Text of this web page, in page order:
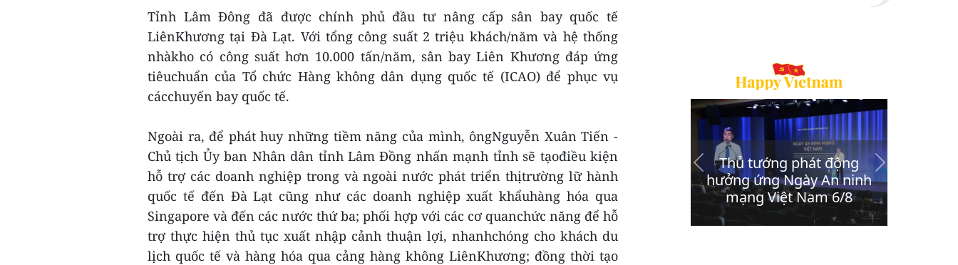
Tỉnh Lâm Đông đã được chính phủ đầu tư nâng cấp sân bay quốc tế
LiênKhương tại Đà Lạt. Với tổng công suất 2 triệu khách/năm và hệ thống
nhàkho có công suất hơn 10.000 tấn/năm, sân bay Liên Khương đáp ứng
tiêuchuẩn của Tổ chức Hàng không dân dụng quốc tế (ICAO) để phục vụ
cácchuyến bay quốc tế.
Ngoài ra, để phát huy những tiềm năng của mình, ôngNguyễn Xuân Tiến -
Chủ tịch Ủy ban Nhân dân tỉnh Lâm Đồng nhấn mạnh tỉnh sẽ tạođiều kiện
hỗ trợ các doanh nghiệp trong và ngoài nước phát triển thịtrường lữ hành
quốc tế đến Đà Lạt cũng như các doanh nghiệp xuất khẩuhàng hóa qua
Singapore và đến các nước thứ ba; phối hợp với các cơ quanchức năng để hỗ
trợ thực hiện thủ tục xuất nhập cảnh thuận lợi, nhanhchóng cho khách du
lịch quốc tế và hàng hóa qua cảng hàng không LiênKhương; đồng thời tạo